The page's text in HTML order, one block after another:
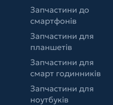
Запчастини до
смартфонів
Запчастини для
планшетів
Запчастини для
смарт годинників
Запчастини для
ноутбуків